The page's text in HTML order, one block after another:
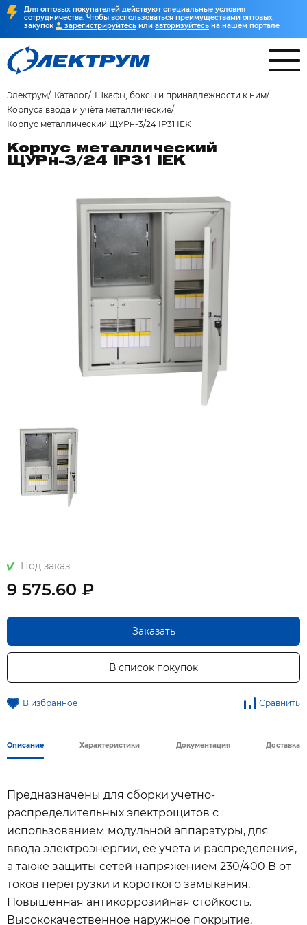
Для оптовых покупателей действуют специальные условия
сотрудничества. Чтобы воспользоваться преимуществами оптовых
закупок
зарегистрируйтесь или авторизуйтесь на нашем портале
Электрум Каталог
Шкафы, боксы и принадлежности к ним
Корпуса ввода и учёта металлические
Корпус металлический ЩУРн-3/24 IP31 IEK
Корпус металлический
ЩУРн-3/24 IP31 IEK
Под заказ
9 575.60 ₽
Заказать
В список покупок
В избранное Сравнить
Описание Характеристики Документация Доставка
Предназначены для сборки учетно-
распределительных электрощитов с
использованием модульной аппаратуры, для
ввода электроэнергии, ее учета и распределения,
а также защиты сетей напряжением 230/400 В от
токов перегрузки и короткого замыкания.
Повышенная антикоррозийная стойкость.
Высококачественное наружное покрытие.